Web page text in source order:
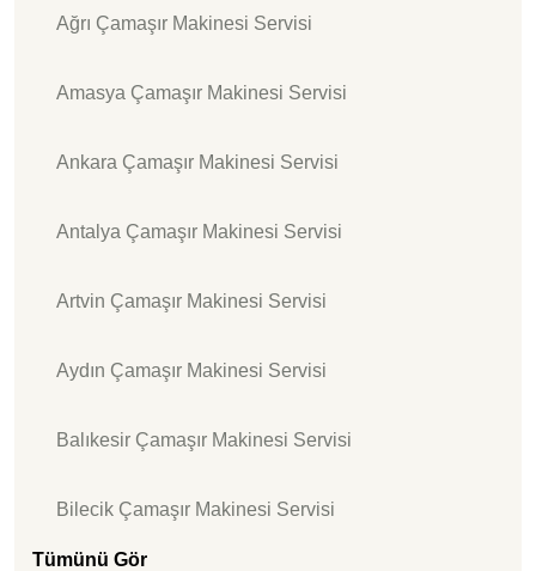
Ağrı Çamaşır Makinesi Servisi
Amasya Çamaşır Makinesi Servisi
Ankara Çamaşır Makinesi Servisi
Antalya Çamaşır Makinesi Servisi
Artvin Çamaşır Makinesi Servisi
Aydın Çamaşır Makinesi Servisi
Balıkesir Çamaşır Makinesi Servisi
Bilecik Çamaşır Makinesi Servisi
Tümünü Gör